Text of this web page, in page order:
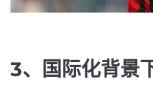
3、国际化背景